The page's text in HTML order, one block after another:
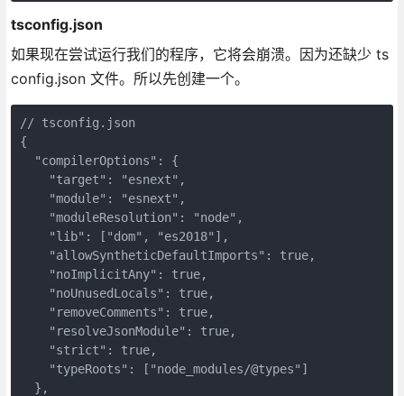
tsconfig.json
如果现在尝试运行我们的程序，它将会崩溃。因为还缺少 ts
config.json 文件。所以先创建一个。
// tsconfig.json
{
  "compilerOptions": {
    "target": "esnext",
    "module": "esnext",
    "moduleResolution": "node",
    "lib": ["dom", "es2018"],
    "allowSyntheticDefaultImports": true,
    "noImplicitAny": true,
    "noUnusedLocals": true,
    "removeComments": true,
    "resolveJsonModule": true,
    "strict": true,
    "typeRoots": ["node_modules/@types"]
  },